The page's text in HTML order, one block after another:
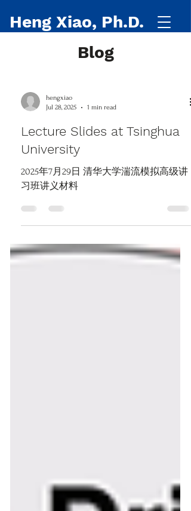
Heng Xiao, Ph.D.
Blog
hengxiao
Jul 28, 2025
1 min read
Lecture Slides at Tsinghua
University
2025年7月29日 清华大学湍流模拟高级讲
习班讲义材料